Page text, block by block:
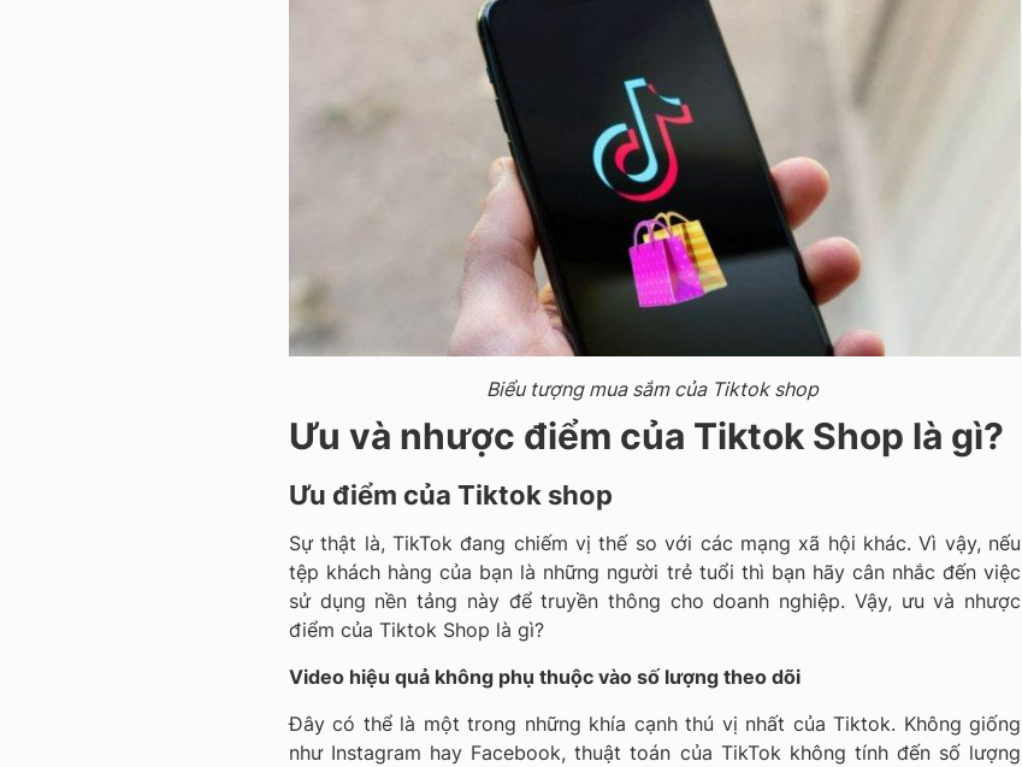
Biểu tượng mua sắm của Tiktok shop
Ưu và nhược điểm của Tiktok Shop là gì?
Ưu điểm của Tiktok shop
Sự thật là, TikTok đang chiếm vị thế so với các mạng xã hội khác. Vì vậy, nếu
tệp khách hàng của bạn là những người trẻ tuổi thì bạn hãy cân nhắc đến việc
sử dụng nền tảng này để truyền thông cho doanh nghiệp. Vậy, ưu và nhược
điểm của Tiktok Shop là gì?
Video hiệu quả không phụ thuộc vào số lượng theo dõi
Đây có thể là một trong những khía cạnh thú vị nhất của Tiktok. Không giống
như Instagram hay Facebook, thuật toán của TikTok không tính đến số lượng